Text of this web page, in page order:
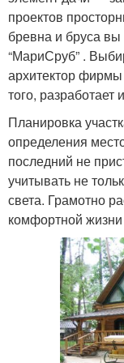
проектов
бревна и бруса вы
“МариСруб” .
архитектор
того,
Планировка
определения
последний не
учитывать не
света. Грамотно
комфортной